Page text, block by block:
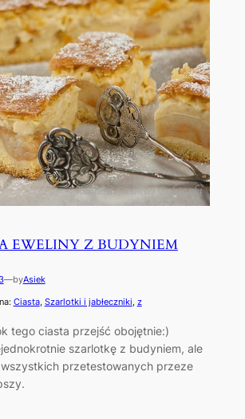
EWELINY Z BUDYNIEM
—byAsiek
Ciasta, Szarlotki i jabłeczniki, z
tego ciasta przejść obojętnie:)
szarlotkę z budyniem, ale
przetestowanych przeze